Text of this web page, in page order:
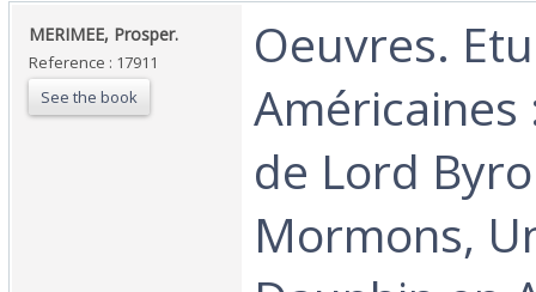
‎MERIMEE, Prosper. ‎
Reference : 17911
See the book
‎Oeuvres.
de Lord
Mormons,